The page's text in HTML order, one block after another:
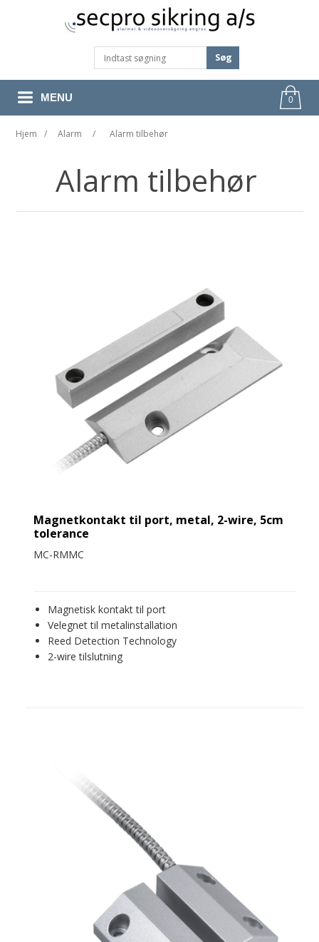
Søg
0
MENU
Hjem / Alarm / Alarm tilbehør
Alarm tilbehør
Magnetkontakt til port, metal, 2-wire, 5cm
tolerance
MC-RMMC
Magnetisk kontakt til port
Velegnet til metalinstallation
Reed Detection Technology
2-wire tilslutning